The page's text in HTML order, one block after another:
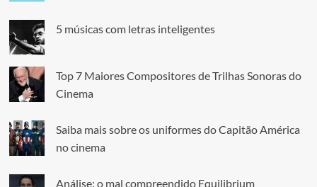
5 músicas com letras inteligentes
Top 7 Maiores Compositores de Trilhas Sonoras do
Cinema
Saiba mais sobre os uniformes do Capitão América
no cinema
Análise: o mal compreendido Equilibrium